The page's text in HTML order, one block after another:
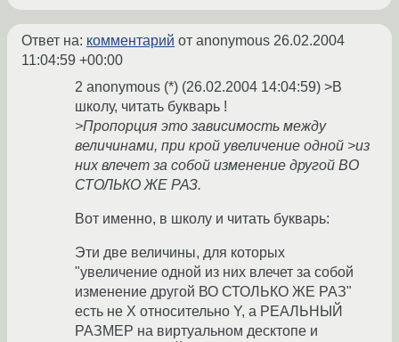
Ответ на: комментарий от anonymous 26.02.2004
11:04:59 +00:00
2 anonymous (*) (26.02.2004 14:04:59) >В
школу, читать букварь !
>Пропорция это зависимость между
величинами, при крой увеличение одной >из
них влечет за собой изменение другой ВО
СТОЛЬКО ЖЕ РАЗ.
Вот именно, в школу и читать букварь:
Эти две величины, для которых
"увеличение одной из них влечет за собой
изменение другой ВО СТОЛЬКО ЖЕ РАЗ"
есть не Х относительно Y, а РЕАЛЬНЫЙ
РАЗМЕР на виртуальном десктопе и